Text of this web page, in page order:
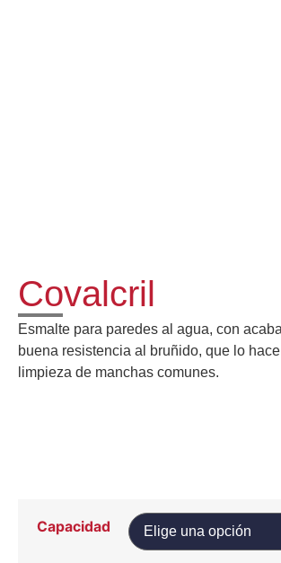
Covalcril
Esmalte para paredes al agua, con
buena resistencia al bruñido, que lo
limpieza de manchas comunes.
Capacidad